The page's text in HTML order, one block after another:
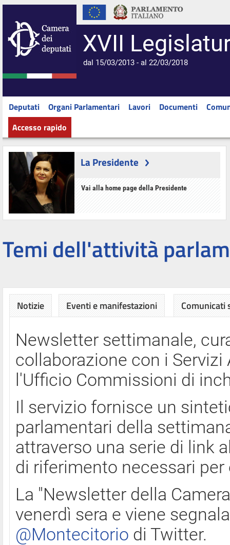
XVII
dal 15/03/2013 - al 22/03/2018
Deputati Organi Parlamentari Lavori Documenti
Accesso rapido
La Presidente
Vai alla home page della Presidente
Temi dell'attività
Notizie Eventi e manifestazioni Comunicati
Newsletter settimanale,
collaborazione con i
l'Ufficio Commissioni di
Il servizio fornisce un
parlamentari della
attraverso una serie di link
di riferimento necessari
La "Newsletter della
venerdì sera e viene
@Montecitorio di Twitter.